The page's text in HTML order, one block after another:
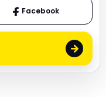
Facebook
→